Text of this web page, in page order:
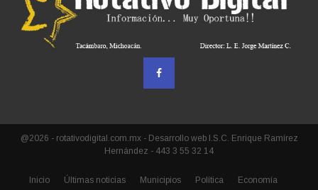
@2026 - rotativodigital.com.mx - Desarrollo web I.S.C. Enrique Ramírez
Hernández - 443 3 55 32 14
Inicio Últimas noticias Municipios Política Economía